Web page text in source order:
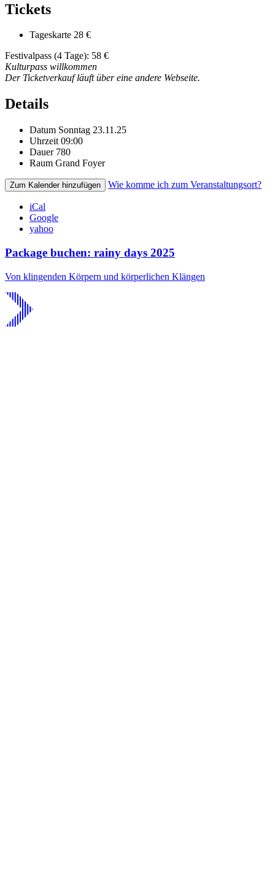
Tickets
Tageskarte 28 €
Festivalpass (4 Tage): 58 €
Kulturpass willkommen
Der Ticketverkauf läuft über eine andere Webseite.
Details
Datum Sonntag 23.11.25
Uhrzeit 09:00
Dauer 780
Raum Grand Foyer
Zum Kalender hinzufügen Wie komme ich zum Veranstaltungsort?
iCal
Google
yahoo
Package buchen: rainy days 2025
Von klingenden Körpern und körperlichen Klängen